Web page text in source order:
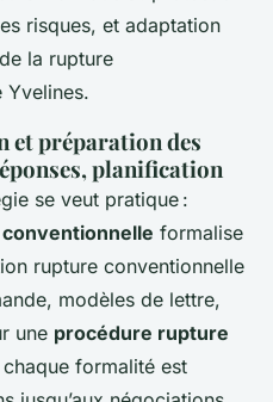
risques, et adaptation
la rupture
Yvelines.
et préparation des
planification
se veut pratique :
formalise
rupture conventionnelle
modèles de lettre,
une procédure rupture
formalité est